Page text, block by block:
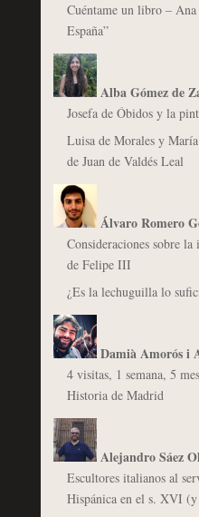
Cuéntame un libro –
España”
Alba Gómez de
Josefa de Óbidos y la
Luisa de Morales y
de Juan de Valdés Leal
Álvaro Romero
Consideraciones sobre
de Felipe III
¿Es la lechuguilla lo
Damià Amorós i
4 visitas, 1 semana, 5
Historia de Madrid
Alejandro Sáez
Escultores italianos al
Hispánica en el s. XVI